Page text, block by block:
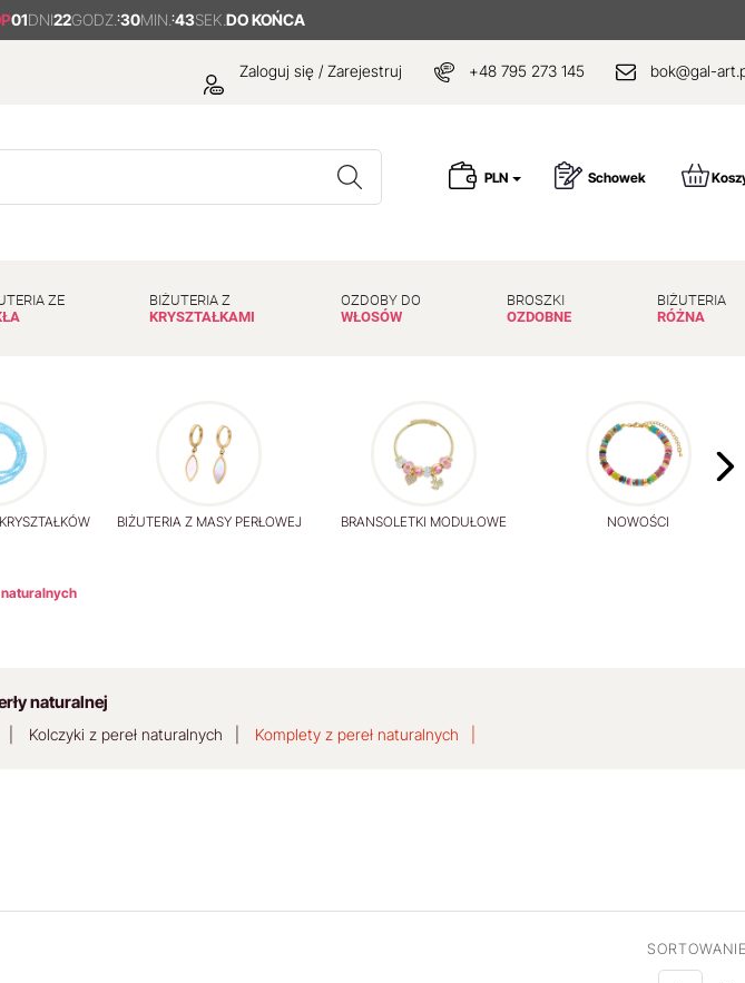
01DNI22GODZ.:30MIN.:42SEK. DO KOŃCA
Zaloguj się / Zarejestruj +48 795 273 145 bok@gal-
Wyszukaj PLN Schowek
ZE
BIŻUTERIA Z
KRYSZTAŁKAMI
OZDOBY DO
WŁOSÓW
BROSZKI
OZDOBNE
BIŻUTERIA
RÓŻNA
BIŻUTERIA Z MASY PERŁOWEJ BRANSOLETKI MODUŁOWE NOWOŚCI
naturalnych
naturalnej
Kolczyki z pereł naturalnych Komplety z pereł naturalnych